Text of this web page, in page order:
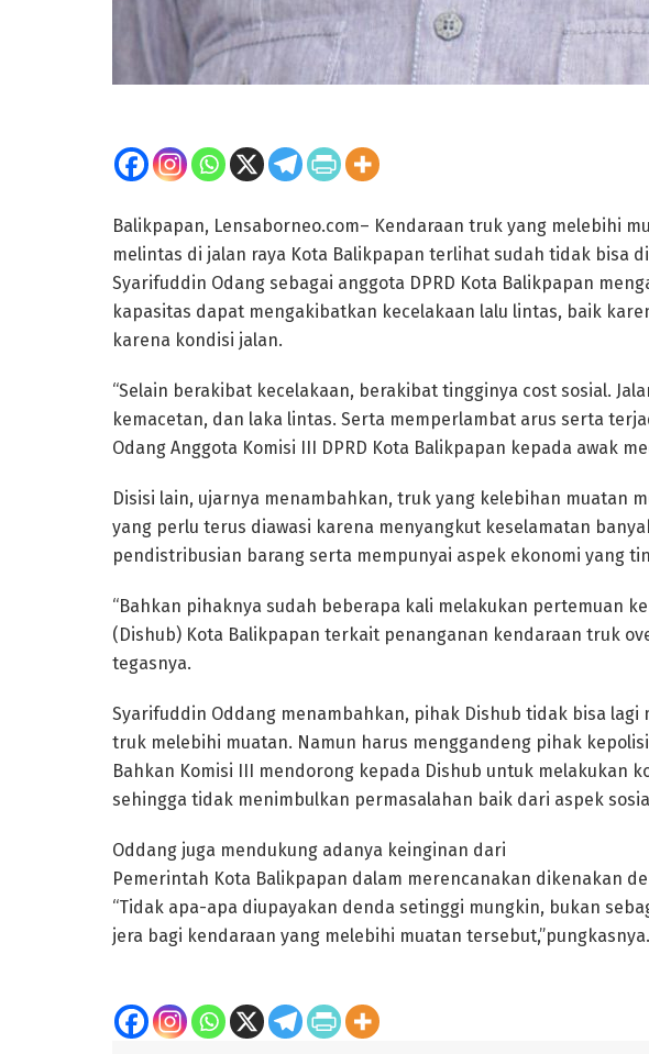
Balikpapan, Lensaborneo.com– Kendaraan truk yang melebihi
melintas di jalan raya Kota Balikpapan terlihat sudah tidak bisa
Syarifuddin Odang sebagai anggota DPRD Kota Balikpapan
kapasitas dapat mengakibatkan kecelakaan lalu lintas, baik
karena kondisi jalan.
“Selain berakibat kecelakaan, berakibat tingginya cost sosial.
kemacetan, dan laka lintas. Serta memperlambat arus serta
Odang Anggota Komisi III DPRD Kota Balikpapan kepada awak
Disisi lain, ujarnya menambahkan, truk yang kelebihan muatan
yang perlu terus diawasi karena menyangkut keselamatan
pendistribusian barang serta mempunyai aspek ekonomi yang
“Bahkan pihaknya sudah beberapa kali melakukan pertemuan
(Dishub) Kota Balikpapan terkait penanganan kendaraan truk
tegasnya.
Syarifuddin Oddang menambahkan, pihak Dishub tidak bisa lagi
truk melebihi muatan. Namun harus menggandeng pihak
Bahkan Komisi III mendorong kepada Dishub untuk melakukan
sehingga tidak menimbulkan permasalahan baik dari aspek
Oddang juga mendukung adanya keinginan dari
Pemerintah Kota Balikpapan dalam merencanakan dikenakan
“Tidak apa-apa diupayakan denda setinggi mungkin, bukan
jera bagi kendaraan yang melebihi muatan